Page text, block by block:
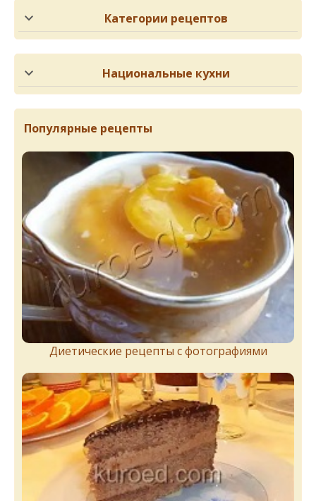
Категории рецептов
Национальные кухни
Популярные рецепты
Диетические рецепты с фотографиями